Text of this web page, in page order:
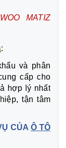
MATIZ
:
và phân
cấp cho
hợp lý nhất
tận tâm
CỦA Ô TÔ